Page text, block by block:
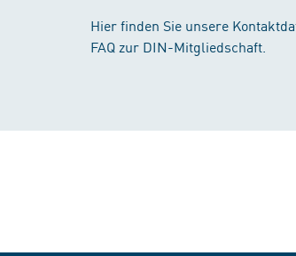
Hier finden Sie unsere
FAQ zur DIN-Mitgliedschaft.